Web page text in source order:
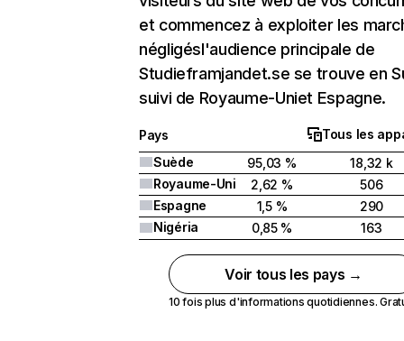
et commencez à exploiter les
négligésl'audience principale de
Studieframjandet.se se trouve en
suivi de Royaume-Uniet Espagne.
Pays
Tous les
Suède
95,03 %
18,32 k
Royaume-Uni
2,62 %
506
Espagne
1,5 %
290
Nigéria
0,85 % 163
Voir tous les pays →
10 fois plus d'informations quotidiennes.